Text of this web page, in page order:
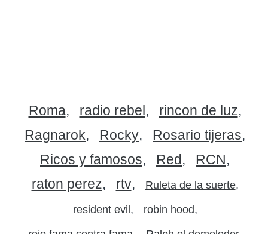
Roma radio rebel
rincon de luz
Ragnarok
Rocky
Rosario tijeras
Ricos y famosos
Red
RCN
raton perez
rtv Ruleta de la suerte
resident evil robin hood